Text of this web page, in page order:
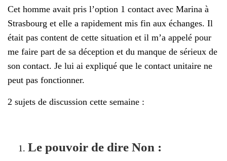
Cet homme avait pris l’option 1 contact avec Marina à
Strasbourg et elle a rapidement mis fin aux échanges. Il
était pas content de cette situation et il m’a appelé pour
me faire part de sa déception et du manque de sérieux de
son contact. Je lui ai expliqué que le contact unitaire ne
peut pas fonctionner.
2 sujets de discussion cette semaine :
Le pouvoir de dire Non :